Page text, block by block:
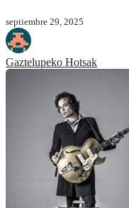
septiembre 29, 2025
Gaztelupeko Hotsak